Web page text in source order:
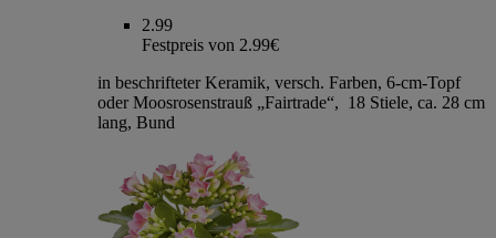
2.99
Festpreis von 2.99€
in beschrifteter Keramik, versch. Farben, 6-cm-Topf
oder Moosrosenstrauß „Fairtrade“, 18 Stiele, ca. 28 cm
lang, Bund